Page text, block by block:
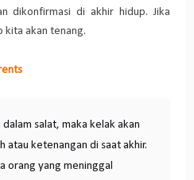
dikonfirmasi di akhir hidup. Jika
kita akan tenang.
salat, maka kelak akan
atau ketenangan di saat akhir.
orang yang meninggal